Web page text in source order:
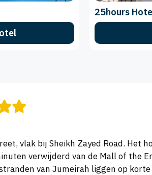
25hours
vlak bij Sheikh Zayed Road. Het
verwijderd van de Mall of the
van Jumeirah liggen op